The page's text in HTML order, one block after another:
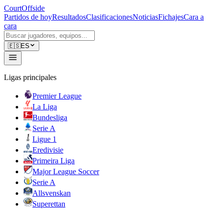
CourtOffside
Partidos de hoyResultadosClasificacionesNoticiasFichajesCara a
cara
🇪🇸ES
Ligas principales
Premier League
La Liga
Bundesliga
Serie A
Ligue 1
Eredivisie
Primeira Liga
Major League Soccer
Serie A
Allsvenskan
Superettan